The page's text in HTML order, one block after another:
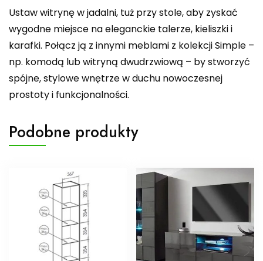
Ustaw witrynę w jadalni, tuż przy stole, aby zyskać
wygodne miejsce na eleganckie talerze, kieliszki i
karafki. Połącz ją z innymi meblami z kolekcji Simple –
np. komodą lub witryną dwudrzwiową – by stworzyć
spójne, stylowe wnętrze w duchu nowoczesnej
prostoty i funkcjonalności.
Podobne produkty